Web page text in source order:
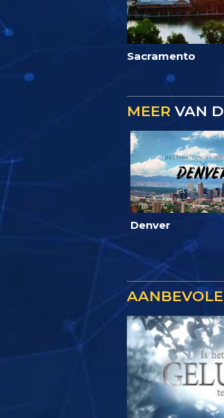
Sacramento
MEER VAN
Denver